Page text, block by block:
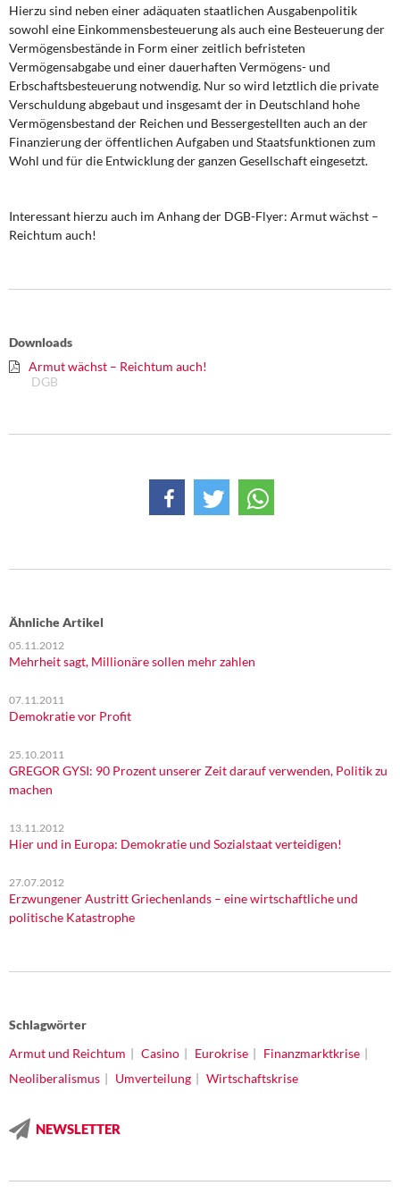
Hierzu sind neben einer adäquaten staatlichen Ausgabenpolitik
sowohl eine Einkommensbesteuerung als auch eine Besteuerung der
Vermögensbestände in Form einer zeitlich befristeten
Vermögensabgabe und einer dauerhaften Vermögens- und
Erbschaftsbesteuerung notwendig. Nur so wird letztlich die private
Verschuldung abgebaut und insgesamt der in Deutschland hohe
Vermögensbestand der Reichen und Bessergestellten auch an der
Finanzierung der öffentlichen Aufgaben und Staatsfunktionen zum
Wohl und für die Entwicklung der ganzen Gesellschaft eingesetzt.
Interessant hierzu auch im Anhang der DGB-Flyer: Armut wächst –
Reichtum auch!
Downloads
Armut wächst – Reichtum auch!
DGB
Ähnliche Artikel
05.11.2012
Mehrheit sagt, Millionäre sollen mehr zahlen
07.11.2011
Demokratie vor Profit
25.10.2011
GREGOR GYSI: 90 Prozent unserer Zeit darauf verwenden, Politik zu
machen
13.11.2012
Hier und in Europa: Demokratie und Sozialstaat verteidigen!
27.07.2012
Erzwungener Austritt Griechenlands – eine wirtschaftliche und
politische Katastrophe
Schlagwörter
Armut und Reichtum
Casino Eurokrise
Finanzmarktkrise
Neoliberalismus
Umverteilung Wirtschaftskrise
NEWSLETTER